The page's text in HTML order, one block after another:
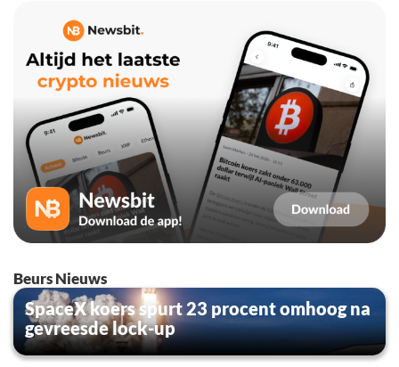
Beurs Nieuws
SpaceX koers spurt 23 procent omhoog na
gevreesde lock-up